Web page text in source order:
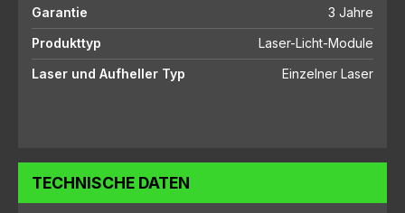
Garantie
3 Jahre
Produkttyp
Laser-Licht-Module
Laser und Aufheller Typ
Einzelner Laser
TECHNISCHE DATEN